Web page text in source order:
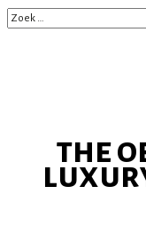
the